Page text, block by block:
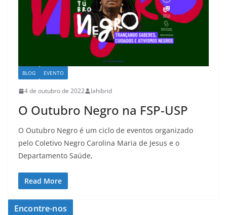
BLOG EVENTO
4 de outubro de 2022 lahibrid
O Outubro Negro na FSP-USP
O Outubro Negro é um ciclo de eventos organizado
pelo Coletivo Negro Carolina Maria de Jesus e o
Departamento Saúde,
Read More
Encontre-nos